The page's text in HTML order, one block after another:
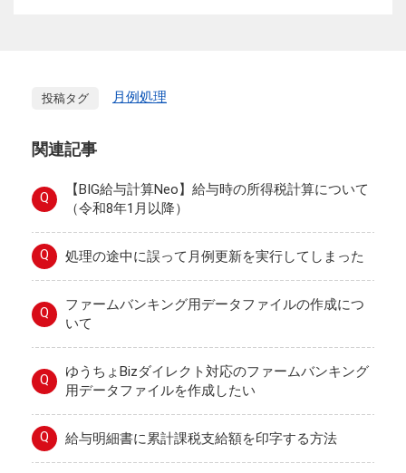
投稿タグ 月例処理
関連記事
Q
【BIG給与計算Neo】給与時の所得税計算について
（令和8年1月以降）
Q 処理の途中に誤って月例更新を実行してしまった
Q
ファームバンキング用データファイルの作成につ
いて
Q
ゆうちょBizダイレクト対応のファームバンキング
用データファイルを作成したい
Q 給与明細書に累計課税支給額を印字する方法